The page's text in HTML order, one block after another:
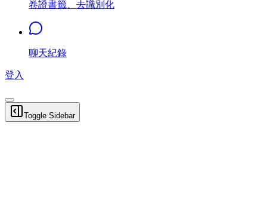
卷證書籤、去識別化
聊天紀錄
登入
Toggle Sidebar